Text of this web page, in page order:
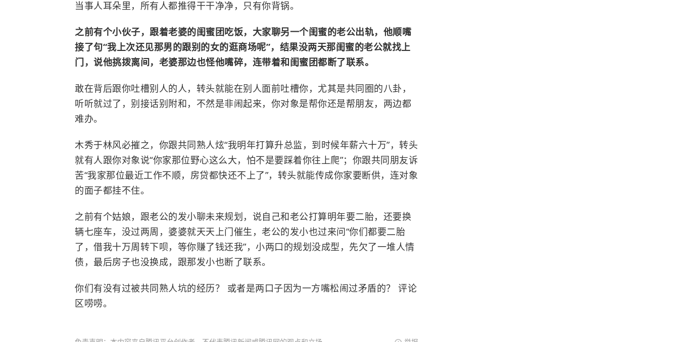
当事人耳朵里，所有人都推得干干净净，只有你背锅。
之前有个小伙子，跟着老婆的闺蜜团吃饭，大家聊另一个闺蜜的老公出轨，他顺嘴
接了句“我上次还见那男的跟别的女的逛商场呢”，结果没两天那闺蜜的老公就找上
门，说他挑拨离间，老婆那边也怪他嘴碎，连带着和闺蜜团都断了联系。
敢在背后跟你吐槽别人的人，转头就能在别人面前吐槽你，尤其是共同圈的八卦，
听听就过了，别接话别附和，不然是非闹起来，你对象是帮你还是帮朋友，两边都
难办。
木秀于林风必摧之，你跟共同熟人炫“我明年打算升总监，到时候年薪六十万”，转头
就有人跟你对象说“你家那位野心这么大，怕不是要踩着你往上爬”；你跟共同朋友诉
苦“我家那位最近工作不顺，房贷都快还不上了”，转头就能传成你家要断供，连对象
的面子都挂不住。
之前有个姑娘，跟老公的发小聊未来规划，说自己和老公打算明年要二胎，还要换
辆七座车，没过两周，婆婆就天天上门催生，老公的发小也过来问“你们都要二胎
了，借我十万周转下呗，等你赚了钱还我”，小两口的规划没成型，先欠了一堆人情
债，最后房子也没换成，跟那发小也断了联系。
你们有没有过被共同熟人坑的经历？ 或者是两口子因为一方嘴松闹过矛盾的？ 评论
区唠唠。